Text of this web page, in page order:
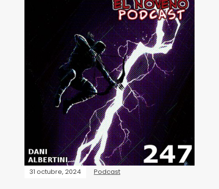
31 octubre, 2024 Podcast